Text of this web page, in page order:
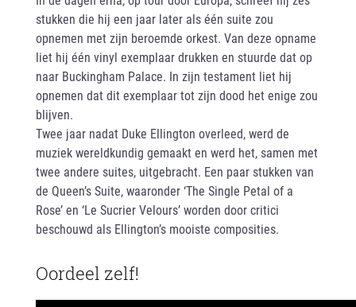
stukken die hij een jaar later als één suite zou
opnemen met zijn beroemde orkest. Van deze opname
liet hij één vinyl exemplaar drukken en stuurde dat op
naar Buckingham Palace. In zijn testament liet hij
opnemen dat dit exemplaar tot zijn dood het enige zou
blijven.
Twee jaar nadat Duke Ellington overleed, werd de
muziek wereldkundig gemaakt en werd het, samen met
twee andere suites, uitgebracht. Een paar stukken van
de Queen’s Suite, waaronder ‘The Single Petal of a
Rose’ en ‘Le Sucrier Velours’ worden door critici
beschouwd als Ellington’s mooiste composities.
Oordeel zelf!